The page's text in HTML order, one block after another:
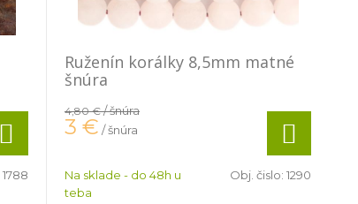
1788
Ruženín korálky 8,5mm matné
šnúra
4,80 €/ šnúra
3 € / šnúra
Na sklade - do 48h u
teba
Obj. čislo: 1290